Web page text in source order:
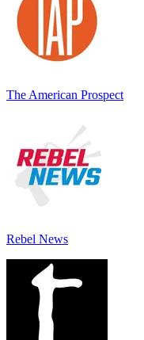
The American Prospect
Rebel News